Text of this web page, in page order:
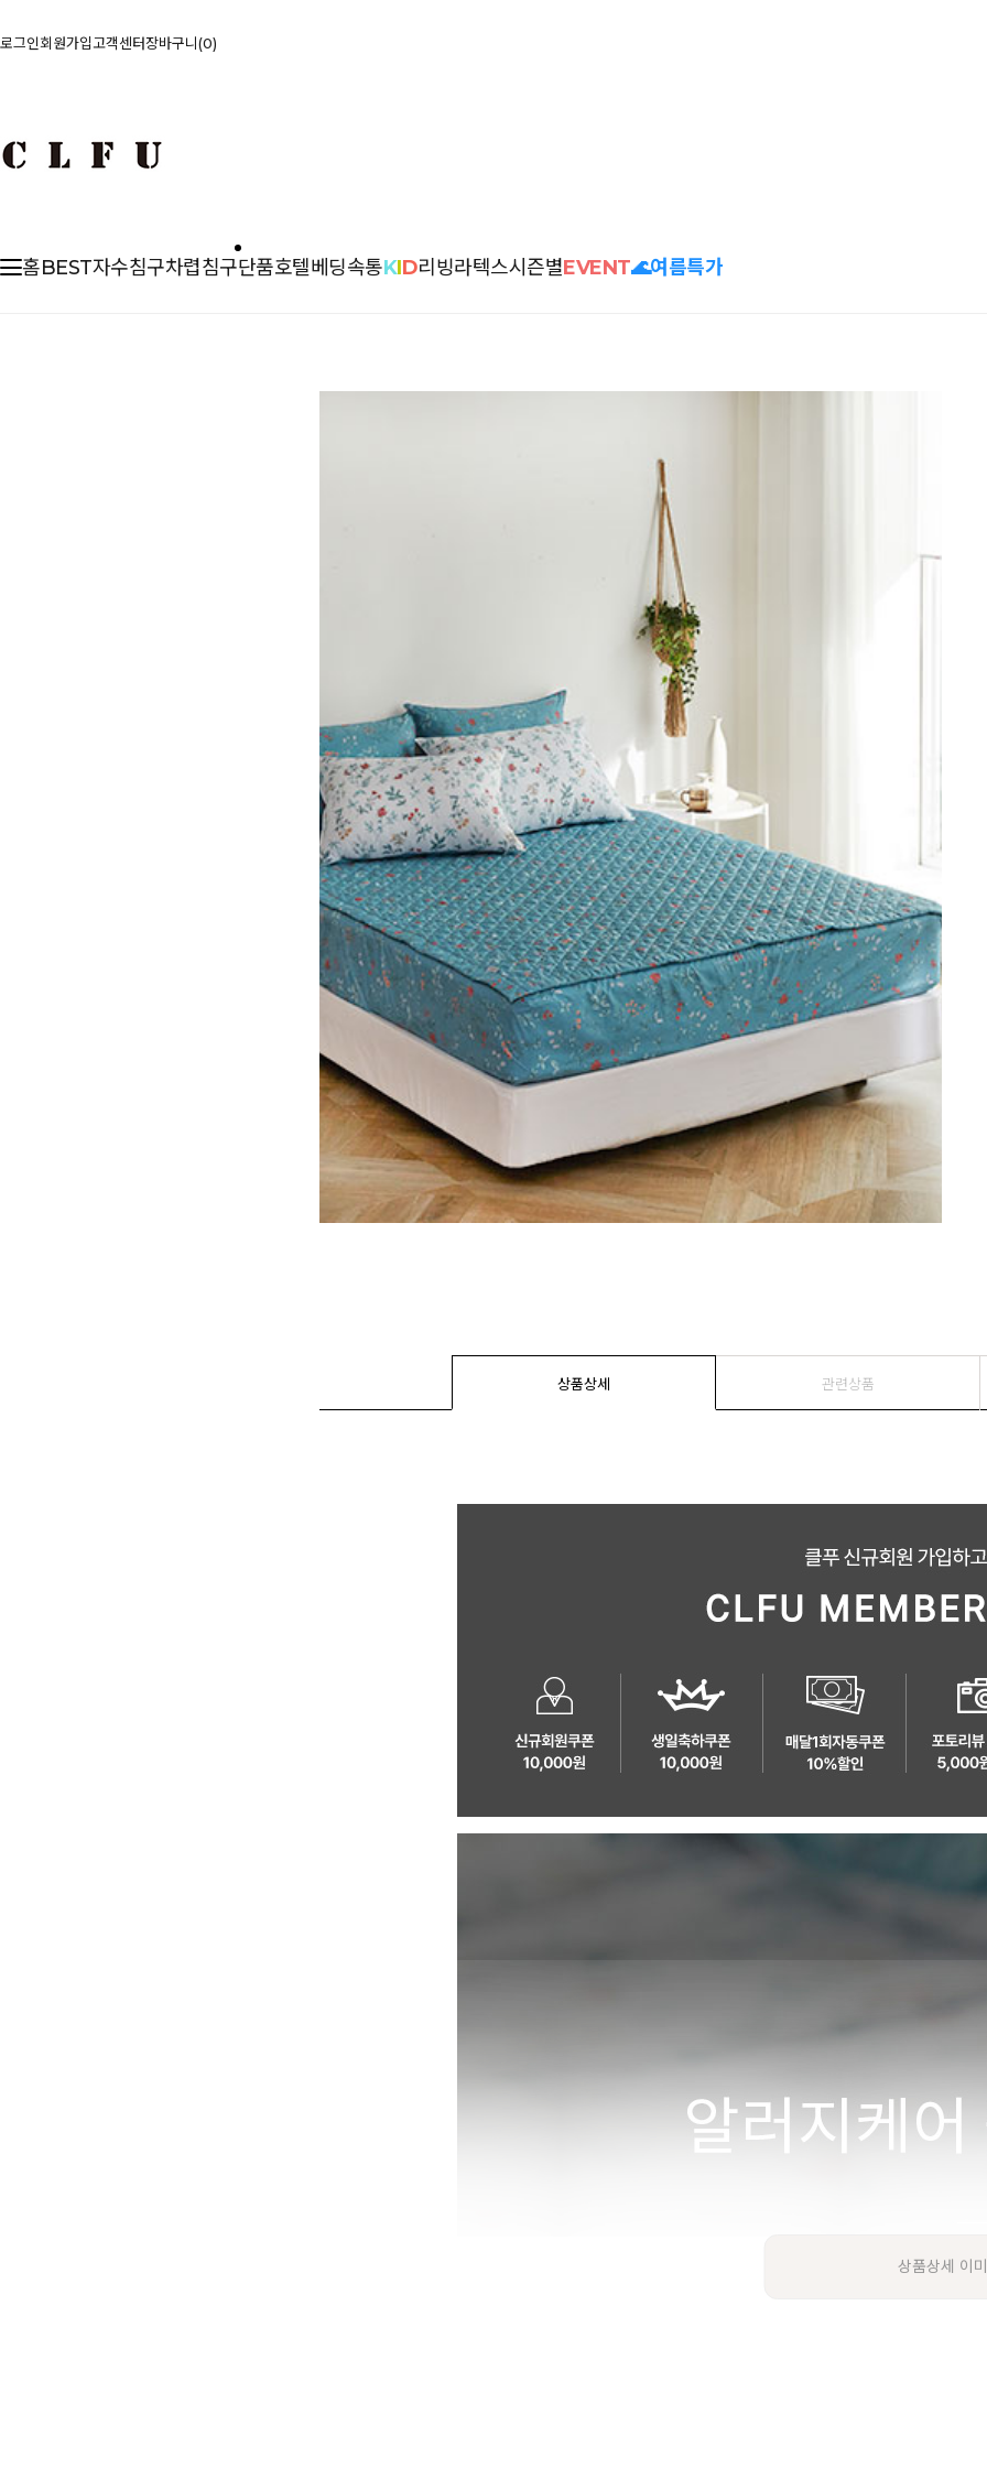
로그인회원가입고객센터장바구니 0
홈BEST자수침구차렵침구단품호텔베딩속통KID리빙라텍스시즌별EVENT🌊여름특가
상품상세 이
상품상세 관련상품